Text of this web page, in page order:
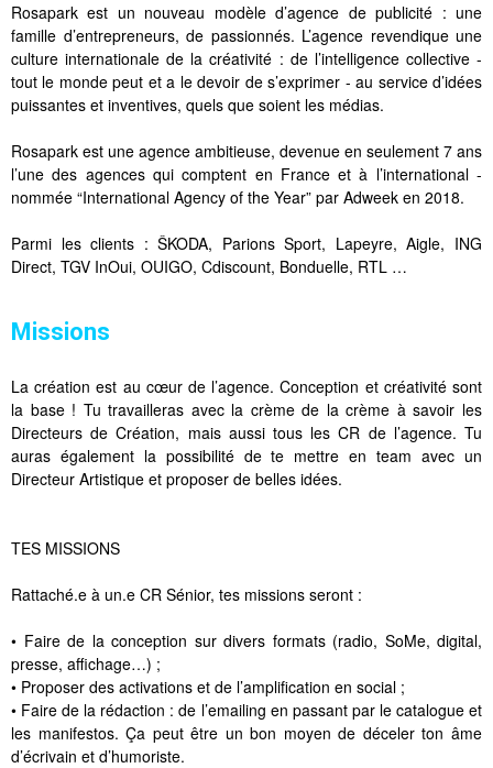
Rosapark est un nouveau modèle d’agence de publicité : une
famille d’entrepreneurs, de passionnés. L’agence revendique une
culture internationale de la créativité : de l’intelligence collective -
tout le monde peut et a le devoir de s’exprimer - au service d’idées
puissantes et inventives, quels que soient les médias.
Rosapark est une agence ambitieuse, devenue en seulement 7 ans
l’une des agences qui comptent en France et à l’international -
nommée “International Agency of the Year” par Adweek en 2018.
Parmi les clients : ŠKODA, Parions Sport, Lapeyre, Aigle, ING
Direct, TGV InOui, OUIGO, Cdiscount, Bonduelle, RTL …
Missions
La création est au cœur de l’agence. Conception et créativité sont
la base ! Tu travailleras avec la crème de la crème à savoir les
Directeurs de Création, mais aussi tous les CR de l’agence. Tu
auras également la possibilité de te mettre en team avec un
Directeur Artistique et proposer de belles idées.
TES MISSIONS
Rattaché.e à un.e CR Sénior, tes missions seront :
• Faire de la conception sur divers formats (radio, SoMe, digital,
presse, affichage…) ;
• Proposer des activations et de l’amplification en social ;
• Faire de la rédaction : de l’emailing en passant par le catalogue et
les manifestos. Ça peut être un bon moyen de déceler ton âme
d’écrivain et d’humoriste.